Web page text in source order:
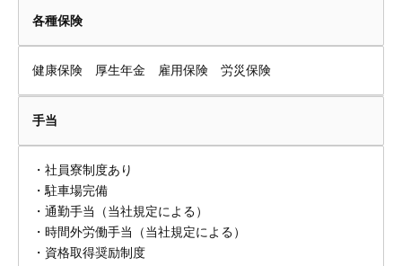
各種保険
健康保険 厚生年金 雇用保険 労災保険
手当
・社員寮制度あり
・駐車場完備
・通勤手当（当社規定による）
・時間外労働手当（当社規定による）
・資格取得奨励制度